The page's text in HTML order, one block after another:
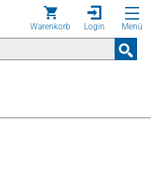
Warenkorb Login Menü